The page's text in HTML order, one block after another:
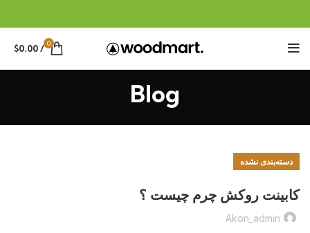
0
/
$0.00
Blog
دسته‌بندی نشده
کابینت روکش چرم چیست ؟
Akon_admin